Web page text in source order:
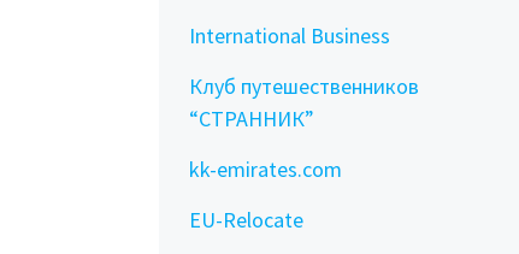
International Business
Клуб путешественников
“СТРАННИК”
kk-emirates.com
EU-Relocate